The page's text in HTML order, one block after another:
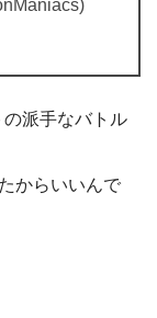
派手なバトル
からいいんで